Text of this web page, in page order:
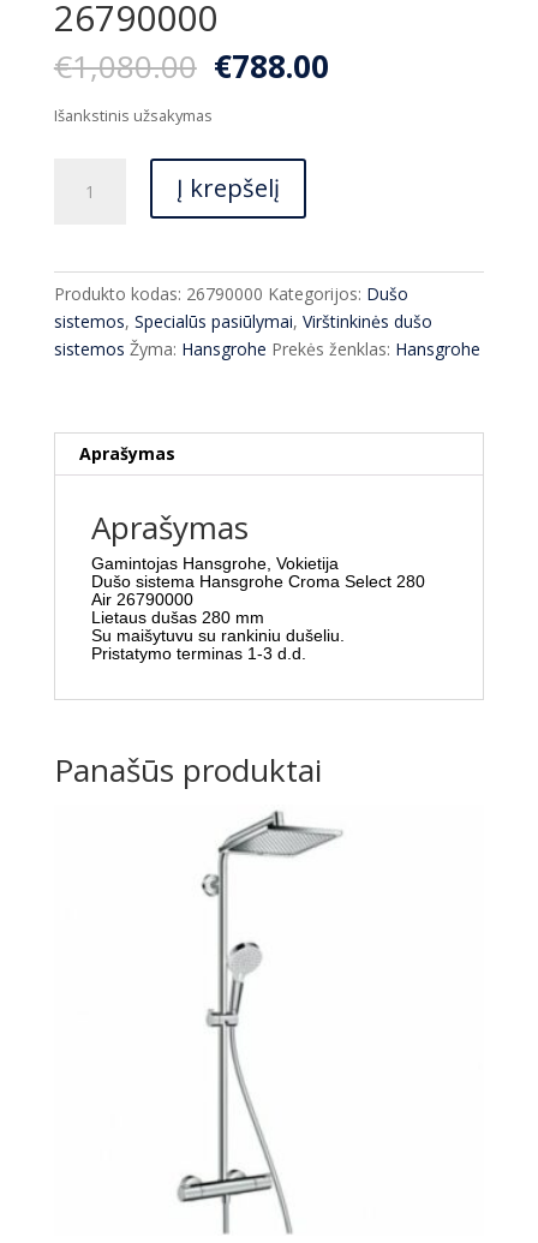
26790000
€1,080.00 Original
price
€1,080.00.
€788.00Current
Išankstinis užsakymas
kiekis:
sistema
26790000
Į krepšelį
Produkto kodas: 26790000 Kategorijos: Dušo
sistemos, Specialūs pasiūlymai, Virštinkinės dušo
sistemos Žyma: Hansgrohe Prekės ženklas: Hansgrohe
Aprašymas
Aprašymas
Gamintojas Hansgrohe, Vokietija
Dušo sistema Hansgrohe Croma Select 280
Air 26790000
Lietaus dušas 280 mm
Su maišytuvu su rankiniu dušeliu.
Pristatymo terminas 1-3 d.d.
Panašūs produktai